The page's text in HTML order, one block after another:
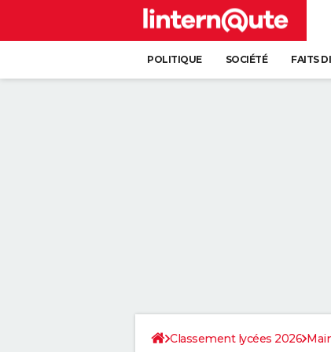
POLITIQUE SOCIÉTÉ FAITS
Classement lycées 2026